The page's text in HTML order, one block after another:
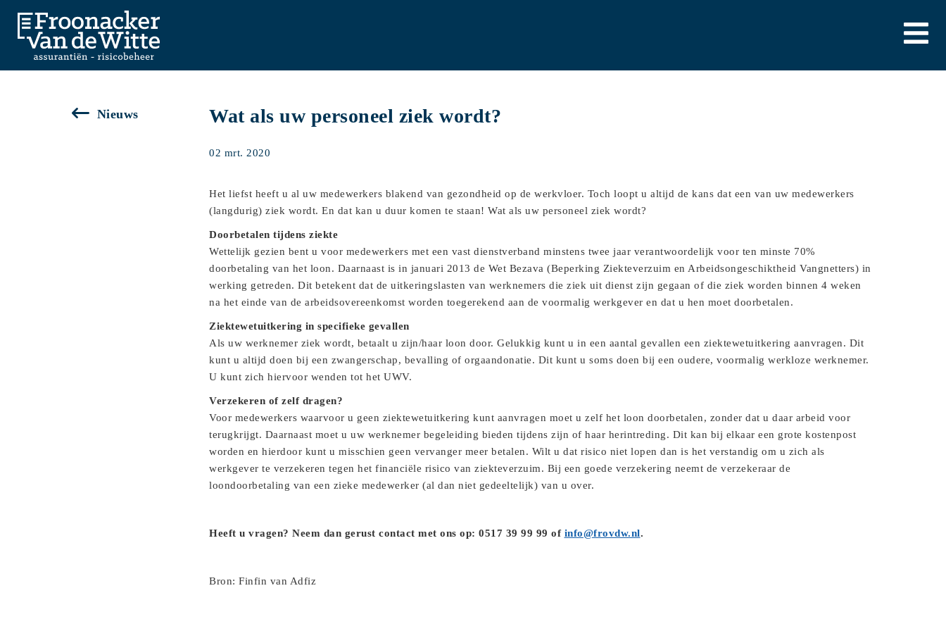
Nieuws Wat als uw personeel ziek wordt?
02 mrt. 2020
Het liefst heeft u al uw medewerkers blakend van gezondheid op de werkvloer. Toch loopt u altijd de kans dat een van uw medewerkers
(langdurig) ziek wordt. En dat kan u duur komen te staan! Wat als uw personeel ziek wordt?
Doorbetalen tijdens ziekte
Wettelijk gezien bent u voor medewerkers met een vast dienstverband minstens twee jaar verantwoordelijk voor ten minste 70%
doorbetaling van het loon. Daarnaast is in januari 2013 de Wet Bezava (Beperking Ziekteverzuim en Arbeidsongeschiktheid Vangnetters) in
werking getreden. Dit betekent dat de uitkeringslasten van werknemers die ziek uit dienst zijn gegaan of die ziek worden binnen 4 weken
na het einde van de arbeidsovereenkomst worden toegerekend aan de voormalig werkgever en dat u hen moet doorbetalen.
Ziektewetuitkering in specifieke gevallen
Als uw werknemer ziek wordt, betaalt u zijn/haar loon door. Gelukkig kunt u in een aantal gevallen een ziektewetuitkering aanvragen. Dit
kunt u altijd doen bij een zwangerschap, bevalling of orgaandonatie. Dit kunt u soms doen bij een oudere, voormalig werkloze werknemer.
U kunt zich hiervoor wenden tot het UWV.
Verzekeren of zelf dragen?
Voor medewerkers waarvoor u geen ziektewetuitkering kunt aanvragen moet u zelf het loon doorbetalen, zonder dat u daar arbeid voor
terugkrijgt. Daarnaast moet u uw werknemer begeleiding bieden tijdens zijn of haar herintreding. Dit kan bij elkaar een grote kostenpost
worden en hierdoor kunt u misschien geen vervanger meer betalen. Wilt u dat risico niet lopen dan is het verstandig om u zich als
werkgever te verzekeren tegen het financiële risico van ziekteverzuim. Bij een goede verzekering neemt de verzekeraar de
loondoorbetaling van een zieke medewerker (al dan niet gedeeltelijk) van u over.
Heeft u vragen? Neem dan gerust contact met ons op: 0517 39 99 99 of info@frovdw.nl.
Bron: Finfin van Adfiz